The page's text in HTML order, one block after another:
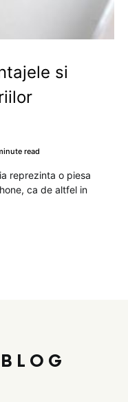
si
read
reprezinta o piesa
ca de altfel in